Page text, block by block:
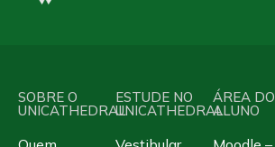
SOBRE O
UNICATHEDRAL
ESTUDE NO
UNICATHEDRAL
ÁREA DO
ALUNO